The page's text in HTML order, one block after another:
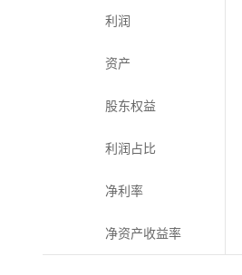
利润
资产
股东权益
利润占比
净利率
净资产收益率